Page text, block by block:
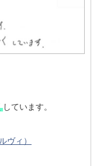
しています。
ヴィ）